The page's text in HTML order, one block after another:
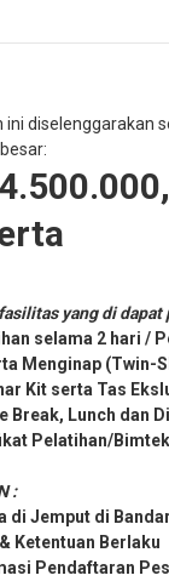
ini diselenggarakan
yang di
selama 2 hari /
Menginap (Twin-
Kit serta Tas
Break, Lunch dan
Pelatihan/Bimtek
:
di Jemput di
Ketentuan Berlaku
Pendaftaran